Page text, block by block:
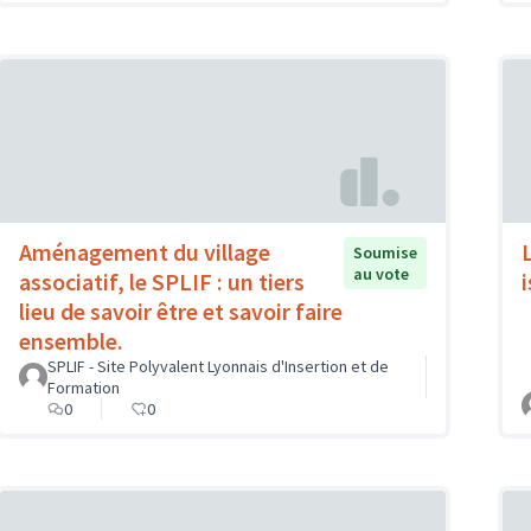
Aménagement du village
associatif, le SPLIF : un tiers
lieu de savoir être et savoir faire
ensemble.
Soumise
au vote
SPLIF - Site Polyvalent Lyonnais d'Insertion et de
Formation
0
0